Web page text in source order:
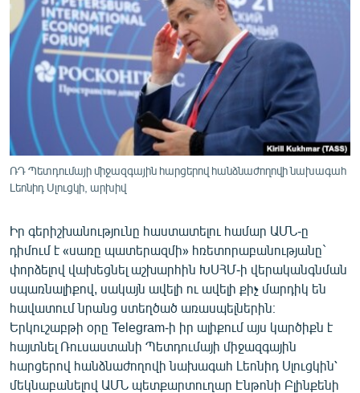
ՄՇԱԿՈՒՅԹ
ՍՊՈՐՏ
ՄԵԿՆԱԲԱՆՈՒԹՅՈՒՆ
ՏՏ ԵՒ ԻՆՏԵՐՆԵՏ
ԿՈՐՈՆԱՎԻՐՈՒՍ
ԱՐԽԻՎ
ՏԵՍԱՆՅՈՒԹԵՐ
ԲԱՆԱՎԵՃ
ՁԳՏԵԼՈՎ ԼԱՎԱԳՈՒՅՆԻՆ
ՓՈԴՔԱՍԹ
Հայերեն
English
Русский
ՌԴ Պետդումայի միջազգային հարցերով հանձնաժողովի նախագահ
Լեոնիդ Սլուցկի, արխիվ
Իր գերիշխանությունը հաստատելու համար ԱՄՆ-ը
դիմում է «սառը պատերազմի» հռետորաբանությանը`
փորձելով վախեցնել աշխարհին ԽՍՀՄ-ի վերականգնման
սպառնալիքով, սակայն ավելի ու ավելի քիչ մարդիկ են
հավատում նրանց ստեղծած առասպելներին։
Երկուշաբթի օրը Telegram-ի իր ալիքում այս կարծիքն է
հայտնել Ռուսաստանի Պետդումայի միջազգային
հարցերով հանձնաժողովի նախագահ Լեոնիդ Սլուցկին՝
մեկնաբանելով ԱՄՆ պետքարտուղար Էնթոնի Բլինքենի